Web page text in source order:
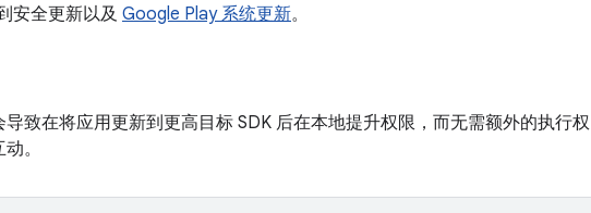
安全更新以及 Google Play 系统更新。
致在将应用更新到更高目标 SDK 后在本地提升权限，而无需额外的执行权
。